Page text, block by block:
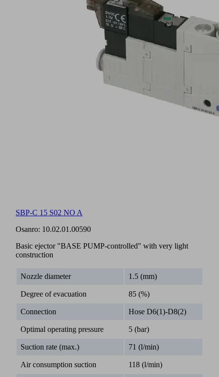
SBP-C 15 S02 NO A
Osanro: 10.02.01.00590
Basic ejector "BASE PUMP-controlled" with very light
construction
Nozzle diameter 1.5 (mm)
Degree of evacuation 85 (%)
Connection Hose D6(1)-D8(2)
Optimal operating pressure 5 (bar)
Suction rate (max.) 71 (l/min)
Air consumption suction 118 (l/min)